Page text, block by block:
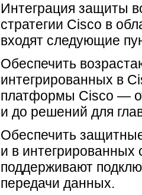
Интеграция защиты
стратегии Cisco в
входят следующие
Обеспечить
интегрированных в
платформы Cisco —
и до решений для
Обеспечить
и в интегрированных
поддерживают
передачи данных.